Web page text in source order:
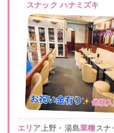
スナック ハナミズキ
エリア上野・湯島業種スナ